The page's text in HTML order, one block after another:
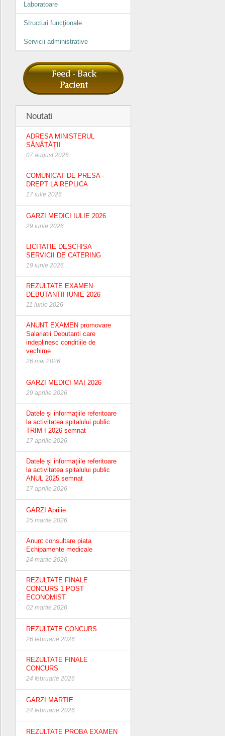
Laboratoare
Structuri funcţionale
Servicii administrative
Noutati
ADRESA MINISTERUL
SĂNĂTĂȚII
07 august 2026
COMUNICAT DE PRESA -
DREPT LA REPLICA
17 iulie 2026
GARZI MEDICI IULIE 2026
29 iunie 2026
LICITATIE DESCHISA
SERVICII DE CATERING
19 iunie 2026
REZULTATE EXAMEN
DEBUTANTII IUNIE 2026
11 iunie 2026
ANUNT EXAMEN promovare
Salariatii Debutanti care
indeplinesc conditiile de
vechime
26 mai 2026
GARZI MEDICI MAI 2026
29 aprilie 2026
Datele și informațiile referitoare
la activitatea spitalului public
TRIM I 2026 semnat
17 aprilie 2026
Datele și informațiile referitoare
la activitatea spitalului public
ANUL 2025 semnat
17 aprilie 2026
GARZI Aprilie
25 martie 2026
Anunt consultare piata
Echipamente medicale
24 martie 2026
REZULTATE FINALE
CONCURS 1 POST
ECONOMIST
02 martie 2026
REZULTATE CONCURS
26 februarie 2026
REZULTATE FINALE
CONCURS
24 februarie 2026
GARZI MARTIE
24 februarie 2026
REZULTATE PROBA EXAMEN